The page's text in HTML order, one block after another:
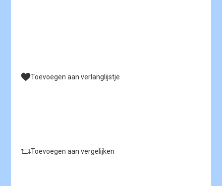
Toevoegen aan verlanglijstje
Toevoegen aan vergelijken